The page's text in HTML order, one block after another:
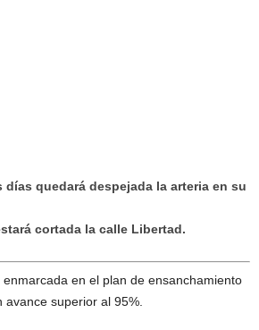
días quedará despejada la arteria en su
cortada la calle Libertad.
en el plan de ensanchamiento
avance superior al 95%.